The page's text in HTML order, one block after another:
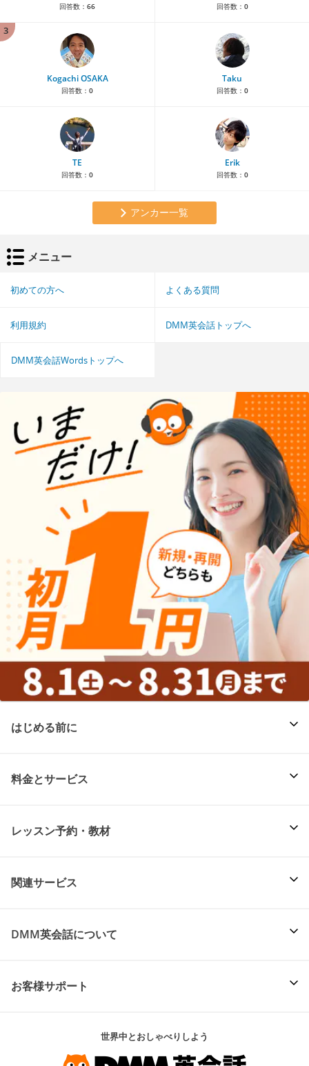
回答数： 66 回答数： 0
3
Kogachi OSAKA
回答数： 0
Taku
回答数： 0
TE
回答数： 0
Erik
回答数： 0
アンカー一覧
メニュー
初めての方へ よくある質問
利用規約 DMM英会話トップへ
DMM英会話Wordsトップへ
はじめる前に
料金とサービス
レッスン予約・教材
関連サービス
DMM英会話について
お客様サポート
世界中とおしゃべりしよう